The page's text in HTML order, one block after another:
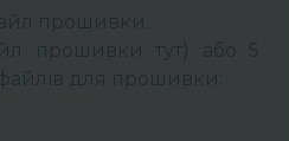
прошивки.